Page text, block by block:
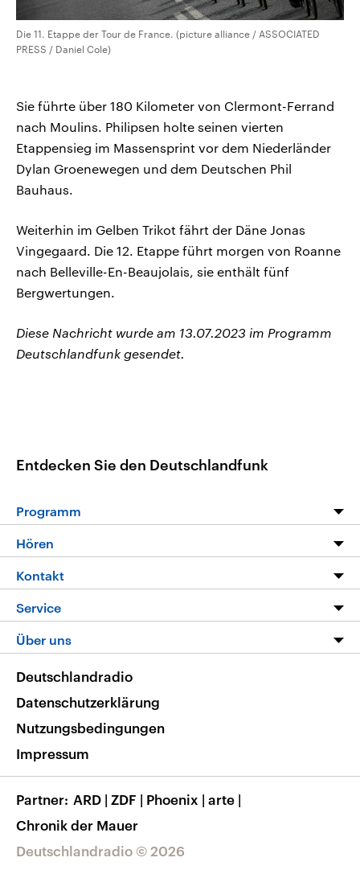
Die 11. Etappe der Tour de France. (picture alliance / ASSOCIATED
PRESS / Daniel Cole)
Sie führte über 180 Kilometer von Clermont-Ferrand
nach Moulins. Philipsen holte seinen vierten
Etappensieg im Massensprint vor dem Niederländer
Dylan Groenewegen und dem Deutschen Phil
Bauhaus.
Weiterhin im Gelben Trikot fährt der Däne Jonas
Vingegaard. Die 12. Etappe führt morgen von Roanne
nach Belleville-En-Beaujolais, sie enthält fünf
Bergwertungen.
Diese Nachricht wurde am 13.07.2023 im Programm
Deutschlandfunk gesendet.
Entdecken Sie den Deutschlandfunk
Programm
Programm
Die Nachrichten
Nachrichtenleicht
Neue Beiträge auf dlf.de
Hören
Livestream
Podcasts
Deutschlandfunk App
Nachrichten App
Frequenzen
Kontakt
Hörerservice
Service
FAQ
Veranstaltungen
Musikliste
RSS
Über uns
Barrierefreiheit
Deutschlandradio © 2026
Deutschlandradio
Datenschutzerklärung
Nutzungsbedingungen
Impressum
Partner ARD | ZDF | Phoenix | arte |
Chronik der Mauer